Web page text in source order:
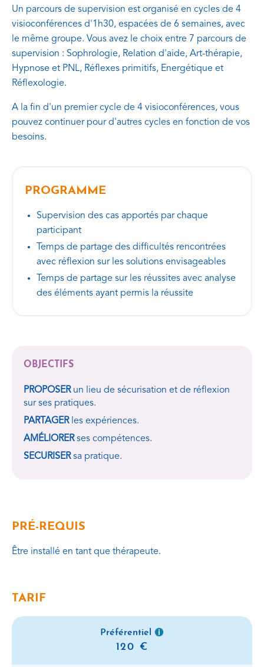
Un parcours de supervision est organisé en cycles de 4
visioconférences d'1h30, espacées de 6 semaines, avec
le même groupe. Vous avez le choix entre 7 parcours de
supervision : Sophrologie, Relation d'aide, Art-thérapie,
Hypnose et PNL, Réflexes primitifs, Energétique et
Réflexologie.
A la fin d'un premier cycle de 4 visioconférences, vous
pouvez continuer pour d'autres cycles en fonction de vos
besoins.
PROGRAMME
Supervision des cas apportés par chaque
participant
Temps de partage des difficultés rencontrées
avec réflexion sur les solutions envisageables
Temps de partage sur les réussites avec analyse
des éléments ayant permis la réussite
OBJECTIFS
PROPOSERun lieu de sécurisation et de réflexion
sur ses pratiques.
PARTAGERles expériences.
AMÉLIORERses compétences.
SECURISERsa pratique.
PRÉ-REQUIS
Être installé en tant que thérapeute.
TARIF
Préférentiel
120